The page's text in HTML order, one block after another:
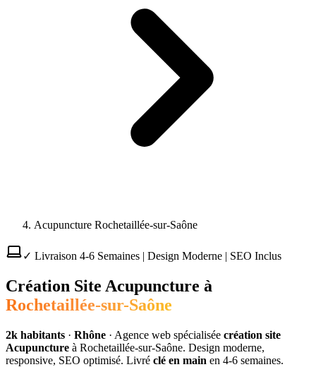
Acupuncture Rochetaillée-sur-Saône
✓ Livraison 4-6 Semaines | Design Moderne | SEO Inclus
Création Site Acupuncture à
Rochetaillée-sur-Saône
2k habitants · Rhône · Agence web spécialisée création site
Acupuncture à Rochetaillée-sur-Saône. Design moderne,
responsive, SEO optimisé. Livré clé en main en 4-6 semaines.